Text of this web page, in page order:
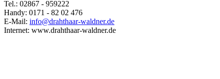
Tel.: 02867 - 959222
Handy: 0171 - 82 02 476
E-Mail: info@drahthaar-waldner.de
Internet: www.drahthaar-waldner.de